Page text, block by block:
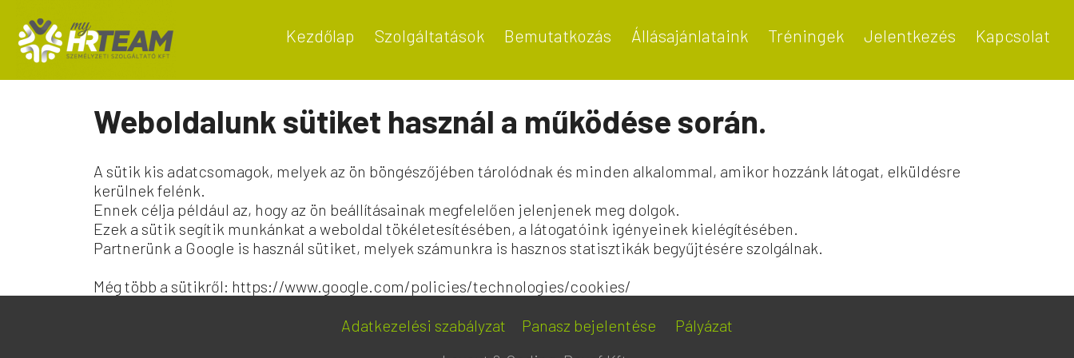
Kezdőlap Szolgáltatások Bemutatkozás Állásajánlataink Tréningek Jelentkezés Kapcsolat
Weboldalunk sütiket használ a működése során.
A sütik kis adatcsomagok, melyek az ön böngészőjében tárolódnak és minden alkalommal, amikor hozzánk látogat, elküldésre
kerülnek felénk.
Ennek célja például az, hogy az ön beállításainak megfelelően jelenjenek meg dolgok.
Ezek a sütik segítik munkánkat a weboldal tökéletesítésében, a látogatóink igényeinek kielégítésében.
Partnerünk a Google is használ sütiket, melyek számunkra is hasznos statisztikák begyűjtésére szolgálnak.
Még több a sütikről: https://www.google.com/policies/technologies/cookies/
Adatkezelési szabályzat Panasz bejelentése
Pályázat